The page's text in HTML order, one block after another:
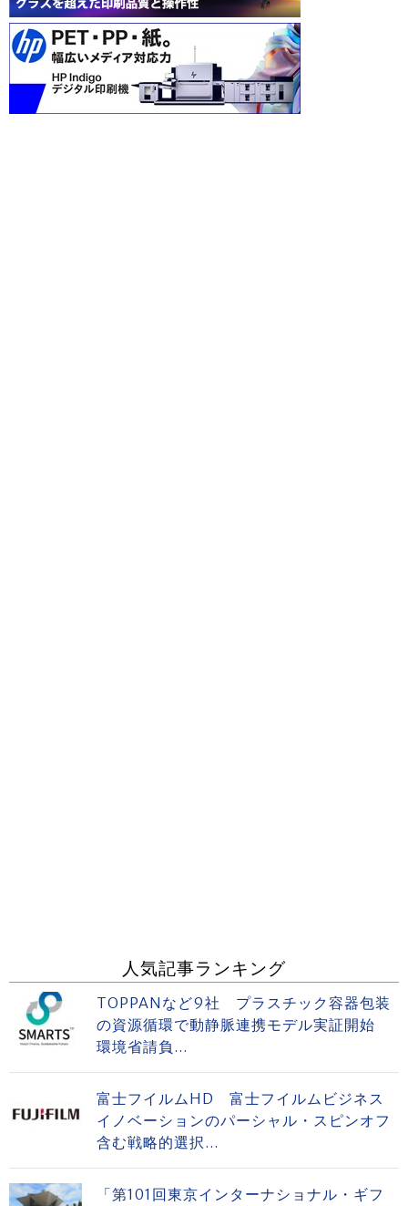
人気記事ランキング
TOPPANなど9社 プラスチック容器包装
の資源循環で動静脈連携モデル実証開始
環境省請負...
富士フイルムHD 富士フイルムビジネス
イノベーションのパーシャル・スピンオフ
含む戦略的選択...
「第101回東京インターナショナル・ギフ